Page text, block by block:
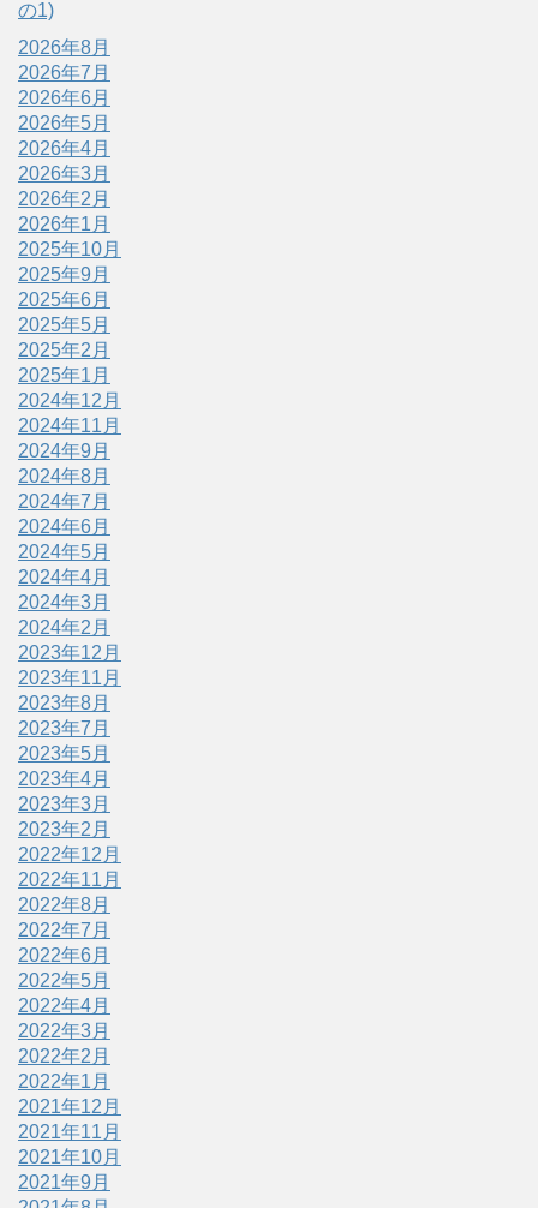
の1)
2026年8月
2026年7月
2026年6月
2026年5月
2026年4月
2026年3月
2026年2月
2026年1月
2025年10月
2025年9月
2025年6月
2025年5月
2025年2月
2025年1月
2024年12月
2024年11月
2024年9月
2024年8月
2024年7月
2024年6月
2024年5月
2024年4月
2024年3月
2024年2月
2023年12月
2023年11月
2023年8月
2023年7月
2023年5月
2023年4月
2023年3月
2023年2月
2022年12月
2022年11月
2022年8月
2022年7月
2022年6月
2022年5月
2022年4月
2022年3月
2022年2月
2022年1月
2021年12月
2021年11月
2021年10月
2021年9月